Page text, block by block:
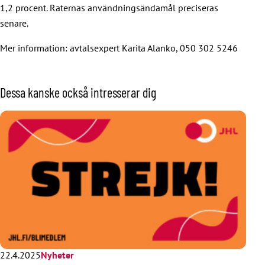
1,2 procent. Raternas användningsändamål preciseras
senare.
Mer information: avtalsexpert Karita Alanko, 050 302 5246
Dessa kanske också intresserar dig
22.4.2025Nyheter